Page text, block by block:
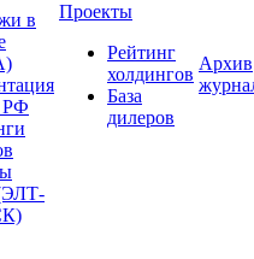
в
РФ
Проекты
Рейтинг
холдингов
База
дилеров
Архив